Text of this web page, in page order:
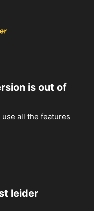
is out of
all the features
leider